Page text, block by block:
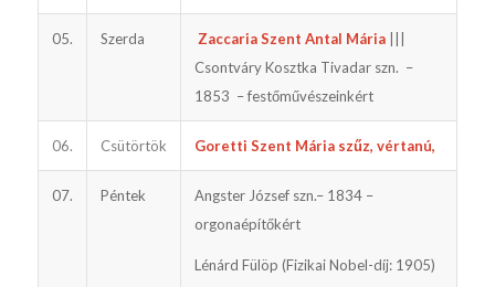
05. Szerda Zaccaria Szent Antal Mária|||
Csontváry Kosztka Tivadar szn. –
1853 – festőművészeinkért
06. Csütörtök Goretti Szent Mária szűz, vértanú,
07. Péntek
Angster József szn.– 1834 –
orgonaépítőkért
Lénárd Fülöp (Fizikai Nobel-díj: 1905)